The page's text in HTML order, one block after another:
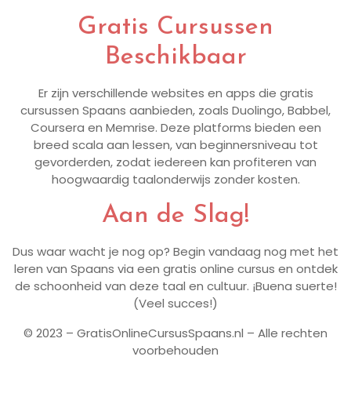
Gratis Cursussen
Beschikbaar
Er zijn verschillende websites en apps die gratis
cursussen Spaans aanbieden, zoals Duolingo, Babbel,
Coursera en Memrise. Deze platforms bieden een
breed scala aan lessen, van beginnersniveau tot
gevorderden, zodat iedereen kan profiteren van
hoogwaardig taalonderwijs zonder kosten.
Aan de Slag!
Dus waar wacht je nog op? Begin vandaag nog met het
leren van Spaans via een gratis online cursus en ontdek
de schoonheid van deze taal en cultuur. ¡Buena suerte!
(Veel succes!)
© 2023 – GratisOnlineCursusSpaans.nl – Alle rechten
voorbehouden